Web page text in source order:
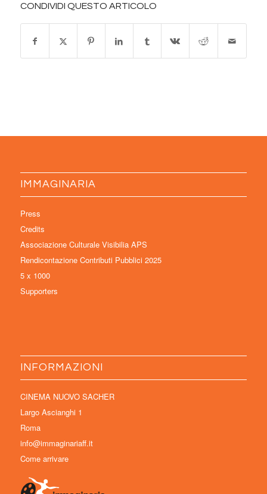
CONDIVIDI QUESTO ARTICOLO
IMMAGINARIA
Press
Credits
Associazione Culturale Visibilia APS
Rendicontazione Contributi Pubblici 2025
5 x 1000
Supporters
INFORMAZIONI
CINEMA NUOVO SACHER
Largo Ascianghi 1
Roma
info@immaginariaff.it
Come arrivare